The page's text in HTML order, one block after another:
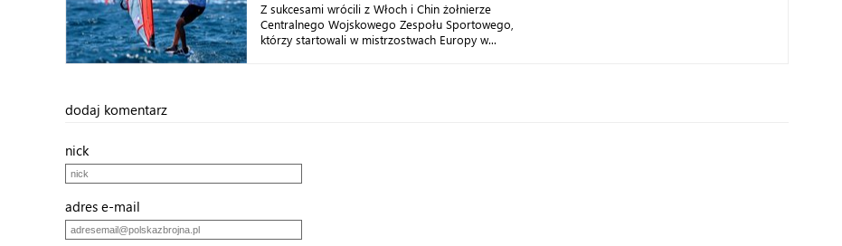
Z sukcesami wrócili z Włoch i Chin żołnierze
Centralnego Wojskowego Zespołu Sportowego,
którzy startowali w mistrzostwach Europy w...
dodaj komentarz
nick
adres e-mail